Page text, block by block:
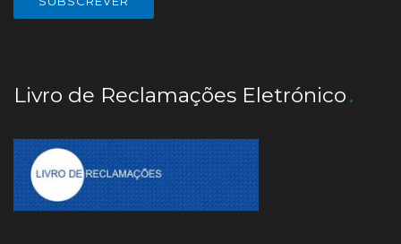
Livro de Reclamações Eletrónico